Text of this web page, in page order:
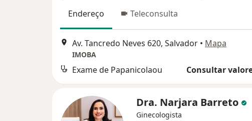
Endereço Teleconsulta
Av. Tancredo Neves 620, Salvador • Mapa
IMOBA
Exame de Papanicolaou Consultar
Dra. Narjara Barreto
Ginecologista